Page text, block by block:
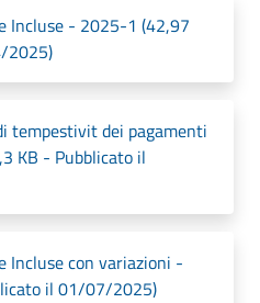
Incluse - 2025-1 (42,97
2025)
tempestivit dei pagamenti
KB - Pubblicato il
Incluse con variazioni -
il 01/07/2025)